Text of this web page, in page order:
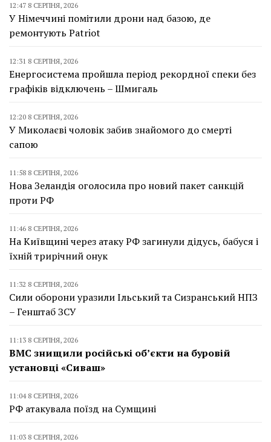
12:47 8 СЕРПНЯ, 2026
У Німеччині помітили дрони над базою, де
ремонтують Patriot
12:31 8 СЕРПНЯ, 2026
Енергосистема пройшла період рекордної спеки без
графіків відключень – Шмигаль
12:20 8 СЕРПНЯ, 2026
У Миколаєві чоловік забив знайомого до смерті
сапою
11:58 8 СЕРПНЯ, 2026
Нова Зеландія оголосила про новий пакет санкцій
проти РФ
11:46 8 СЕРПНЯ, 2026
На Київщині через атаку РФ загинули дідусь, бабуся і
їхній трирічний онук
11:32 8 СЕРПНЯ, 2026
Сили оборони уразили Ільський та Сизранський НПЗ
– Генштаб ЗСУ
11:13 8 СЕРПНЯ, 2026
ВМС знищили російські об’єкти на буровій
установці «Сиваш»
11:04 8 СЕРПНЯ, 2026
РФ атакувала поїзд на Сумщині
11:03 8 СЕРПНЯ, 2026